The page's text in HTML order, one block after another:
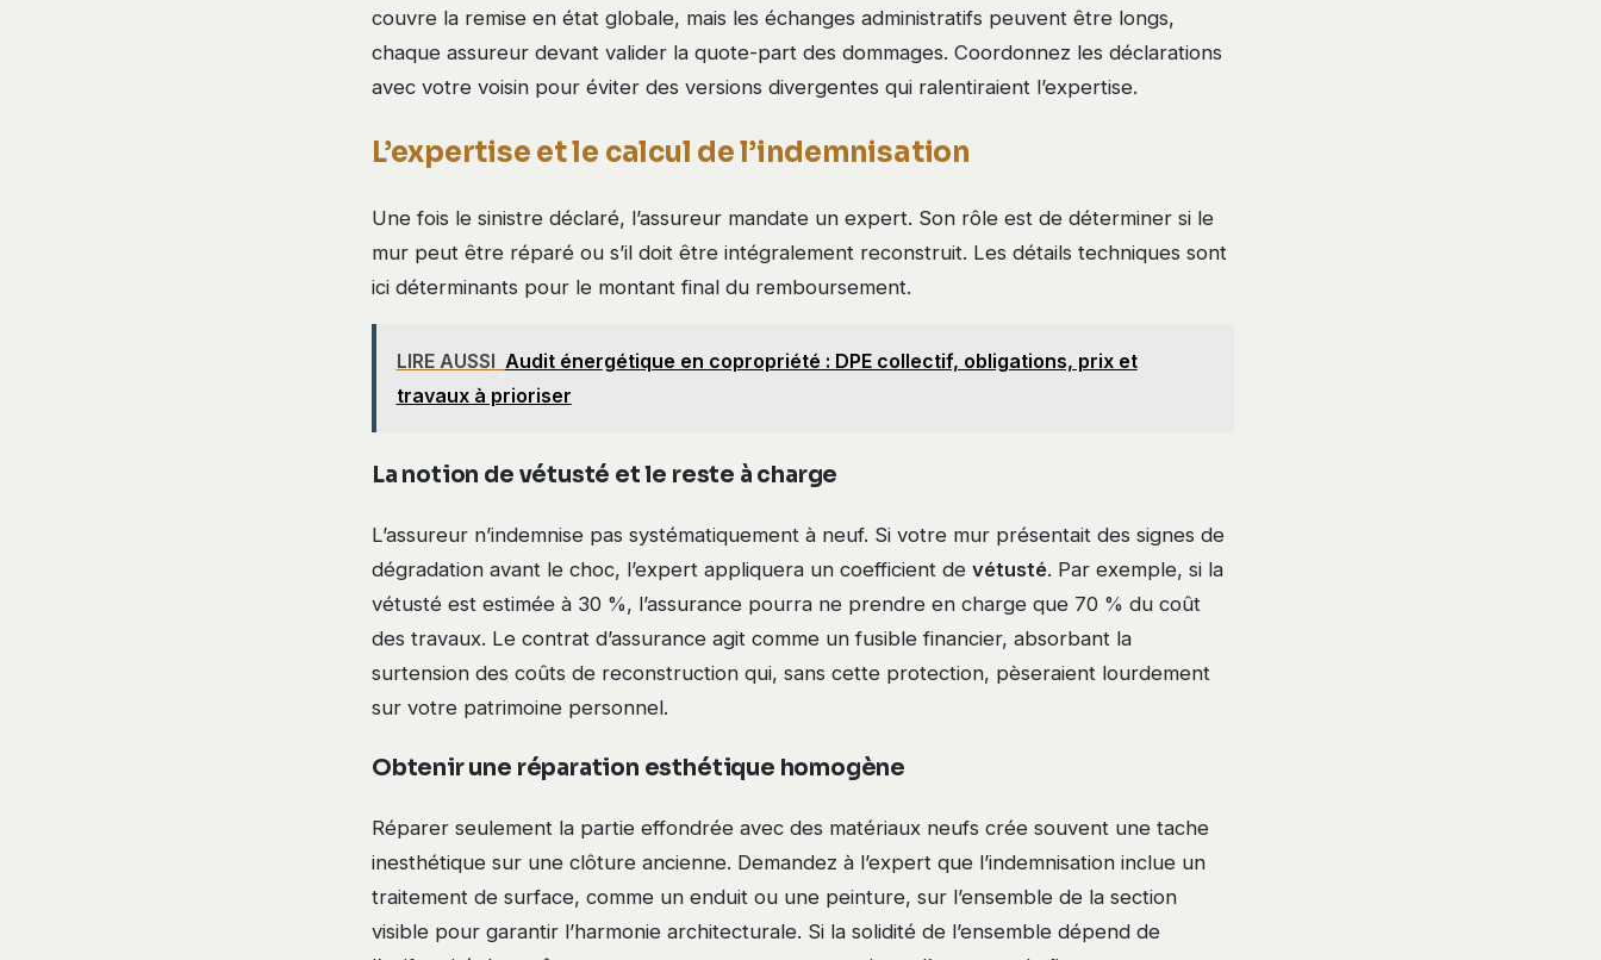
couvre la remise en état globale, mais les échanges administratifs peuvent être longs,
chaque assureur devant valider la quote-part des dommages. Coordonnez les déclarations
avec votre voisin pour éviter des versions divergentes qui ralentiraient l’expertise.
L’expertise et le calcul de l’indemnisation
Une fois le sinistre déclaré, l’assureur mandate un expert. Son rôle est de déterminer si le
mur peut être réparé ou s’il doit être intégralement reconstruit. Les détails techniques sont
ici déterminants pour le montant final du remboursement.
LIRE AUSSI Audit énergétique en copropriété : DPE collectif, obligations, prix et
travaux à prioriser
La notion de vétusté et le reste à charge
L’assureur n’indemnise pas systématiquement à neuf. Si votre mur présentait des signes de
dégradation avant le choc, l’expert appliquera un coefficient de vétusté. Par exemple, si la
vétusté est estimée à 30 %, l’assurance pourra ne prendre en charge que 70 % du coût
des travaux. Le contrat d’assurance agit comme un fusible financier, absorbant la
surtension des coûts de reconstruction qui, sans cette protection, pèseraient lourdement
sur votre patrimoine personnel.
Obtenir une réparation esthétique homogène
Réparer seulement la partie effondrée avec des matériaux neufs crée souvent une tache
inesthétique sur une clôture ancienne. Demandez à l’expert que l’indemnisation inclue un
traitement de surface, comme un enduit ou une peinture, sur l’ensemble de la section
visible pour garantir l’harmonie architecturale. Si la solidité de l’ensemble dépend de